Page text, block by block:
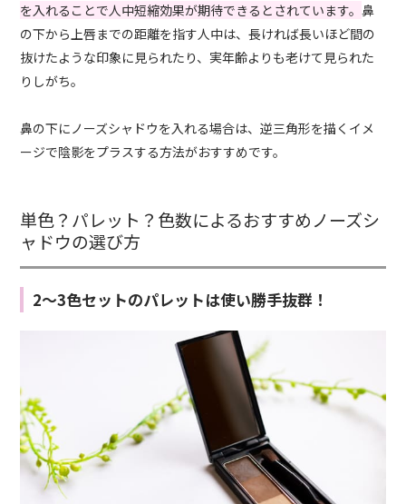
を入れることで人中短縮効果が期待できるとされています。鼻
の下から上唇までの距離を指す人中は、長ければ長いほど間の
抜けたような印象に見られたり、実年齢よりも老けて見られた
りしがち。
鼻の下にノーズシャドウを入れる場合は、逆三角形を描くイメ
ージで陰影をプラスする方法がおすすめです。
単色？パレット？色数によるおすすめノーズシ
ャドウの選び方
2～3色セットのパレットは使い勝手抜群！